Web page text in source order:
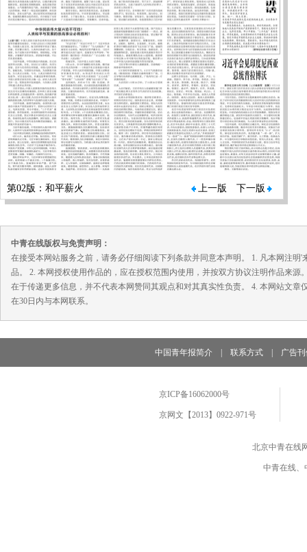
第02版：和平薪火 上一版 下一版
中青在线版权与免责声明：
在接受本网站服务之前，请务必仔细阅读下列条款并同意本声明。 1. 凡本网注
品。 2. 本网授权使用作品的，应在授权范围内使用，并按双方协议注明作品来
在于传递更多信息，并不代表本网赞同其观点和对其真实性负责。 4. 本网站文
在30日内与本网联系。
中国青年报简介 联系方式 广告刊
京ICP备16062000号
京网文【2013】0922-971号
北京中青在线
中青在线、